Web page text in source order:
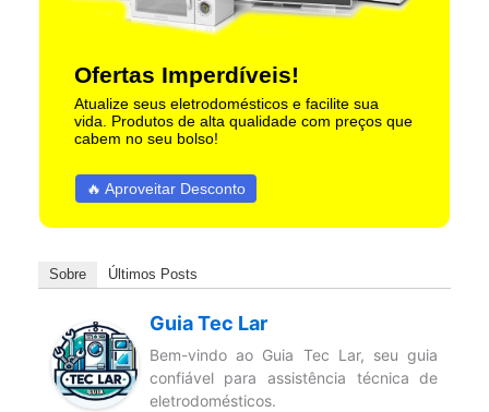
Ofertas Imperdíveis!
Atualize seus eletrodomésticos e facilite sua
vida. Produtos de alta qualidade com preços que
cabem no seu bolso!
🔥 Aproveitar Desconto
Sobre Últimos Posts
Guia Tec Lar
Bem-vindo ao Guia Tec Lar, seu guia
confiável para assistência técnica de
eletrodomésticos.